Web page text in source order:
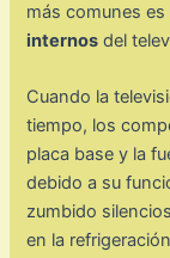
más comunes
internos del
Cuando la
tiempo, los
placa base y la
debido a su
zumbido
en la